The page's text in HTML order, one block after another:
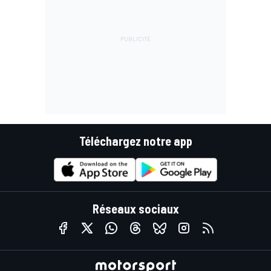
Téléchargez notre app
Réseaux sociaux